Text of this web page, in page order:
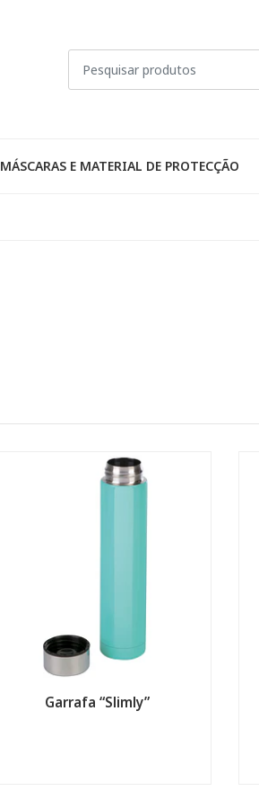
MÁSCARAS E MATERIAL DE PROTECÇÃO
Garrafa “Slimly”